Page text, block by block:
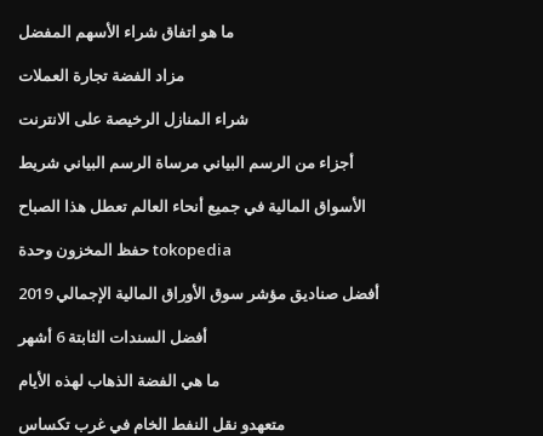
ما هو اتفاق شراء الأسهم المفضل
مزاد الفضة تجارة العملات
شراء المنازل الرخيصة على الانترنت
أجزاء من الرسم البياني مرساة الرسم البياني شريط
الأسواق المالية في جميع أنحاء العالم تعطل هذا الصباح
حفظ المخزون وحدة tokopedia
أفضل صناديق مؤشر سوق الأوراق المالية الإجمالي 2019
أفضل السندات الثابتة 6 أشهر
ما هي الفضة الذهاب لهذه الأيام
متعهدو نقل النفط الخام في غرب تكساس